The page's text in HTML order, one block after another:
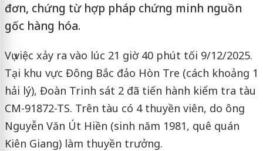
đơn, chứng từ hợp pháp chứng minh nguồn
gốc hàng hóa.
Vụ việc xảy ra vào lúc 21 giờ 40 phút tối 9/12/2025.
Tại khu vực Đông Bắc đảo Hòn Tre (cách khoảng 1
hải lý), Đoàn Trinh sát 2 đã tiến hành kiểm tra tàu
CM-91872-TS. Trên tàu có 4 thuyền viên, do ông
Nguyễn Văn Út Hiền (sinh năm 1981, quê quán
Kiên Giang) làm thuyền trưởng.